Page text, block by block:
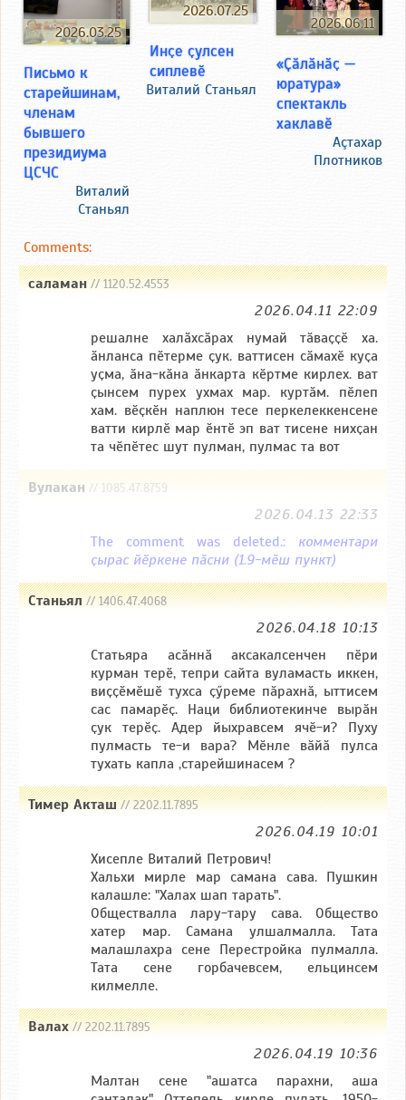
2026.03.25
Письмо к
старейшинам,
членам
бывшего
президиума
ЦСЧС
Виталий
Станьял
2026.07.25
Инҫе ҫулсен
сиплевӗ
Виталий Станьял
2026.06.11
«Ҫӑлӑнӑҫ —
юратура»
спектакль
хаклавӗ
Аçтахар
Плотников
Comments:
саламан// 1120.52.4553
2026.04.11 22:09
решалне халӑхсӑрах нумай тӑваҫҫӗ ха.
ӑнланса пӗтерме ҫук. ваттисен сӑмахӗ куҫа
уҫма, ӑна-кӑна ӑнкарта кӗртме кирлех. ват
ҫынсем пурех ухмах мар. куртӑм. пӗлеп
хам. вӗҫкӗн наплюн тесе перкелеккенсене
ватти кирлӗ мар ӗнтӗ эп ват тисене нихҫан
та чӗпӗтес шут пулман, пулмас та вот
Вулакан // 1085.47.8759
2026.04.13 22:33
The comment was deleted.: комментари
ҫырас йӗркене пӑсни (1.9-мӗш пункт)
Станьял// 1406.47.4068
2026.04.18 10:13
Статьяра асӑннӑ аксакалсенчен пӗри
курман терӗ, тепри сайта вуламасть иккен,
виҫҫӗмӗшӗ тухса ҫӳреме пӑрахнӑ, ыттисем
сас памарӗҫ. Наци библиотекинче вырӑн
ҫук терӗҫ. Адер йыхравсем ячӗ-и? Пуху
пулмасть те-и вара? Мӗнле вӑйӑ пулса
тухать капла ,старейшинасем ?
Тимер Акташ// 2202.11.7895
2026.04.19 10:01
Хисепле Виталий Петрович!
Хальхи мирле мар самана сава. Пушкин
калашле: "Халах шап тарать".
Обществалла лару-тару сава. Общество
хатер мар. Самана улшалмалла. Тата
малашлахра сене Перестройка пулмалла.
Тата сене горбачевсем, ельцинсем
килмелле.
Валах// 2202.11.7895
2026.04.19 10:36
Малтан сене "ашатса парахни, аша